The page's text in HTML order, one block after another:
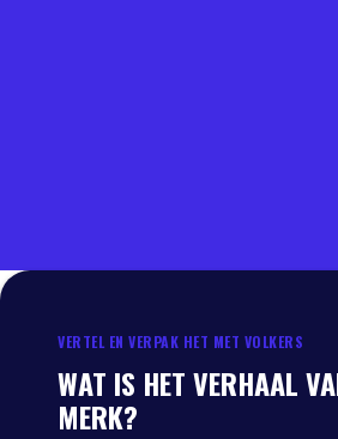
VERTEL EN VERPAK HET MET VOLKERS
WAT IS HET VERHAAL
MERK?